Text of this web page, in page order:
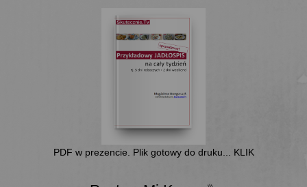
PDF w prezencie. Plik gotowy do druku... KLIK